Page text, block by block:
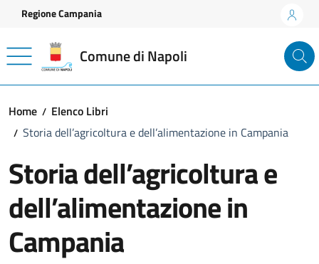
Vai ai contenuti
Vai al footer
Regione Campania
Comune di Napoli
Home
Elenco Libri
Storia dell’agricoltura e dell’alimentazione in Campania
Storia dell’agricoltura e
dell’alimentazione in
Campania